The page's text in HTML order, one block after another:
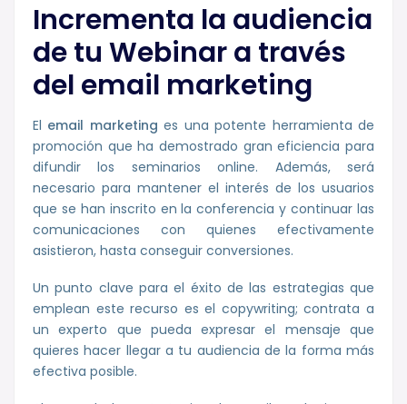
Incrementa la audiencia
de tu Webinar a través
del email marketing
El email marketing es una potente herramienta de
promoción que ha demostrado gran eficiencia para
difundir los seminarios online. Además, será
necesario para mantener el interés de los usuarios
que se han inscrito en la conferencia y continuar las
comunicaciones con quienes efectivamente
asistieron, hasta conseguir conversiones.
Un punto clave para el éxito de las estrategias que
emplean este recurso es el copywriting; contrata a
un experto que pueda expresar el mensaje que
quieres hacer llegar a tu audiencia de la forma más
efectiva posible.